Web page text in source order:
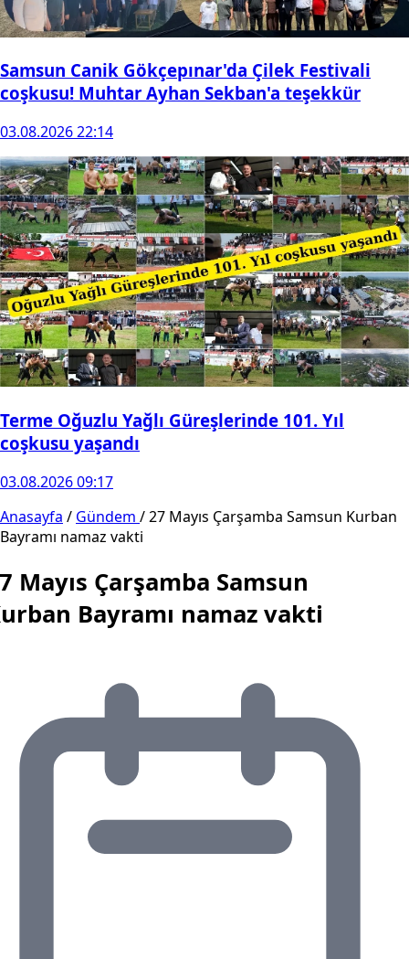
Samsun Canik Gökçepınar'da Çilek Festivali
coşkusu! Muhtar Ayhan Sekban'a teşekkür
03.08.2026 22:14
Terme Oğuzlu Yağlı Güreşlerinde 101. Yıl
coşkusu yaşandı
03.08.2026 09:17
Anasayfa / Gündem /27 Mayıs Çarşamba Samsun Kurban
Bayramı namaz vakti
Mayıs Çarşamba Samsun
Bayramı namaz vakti